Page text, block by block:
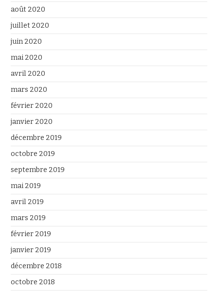
août 2020
juillet 2020
juin 2020
mai 2020
avril 2020
mars 2020
février 2020
janvier 2020
décembre 2019
octobre 2019
septembre 2019
mai 2019
avril 2019
mars 2019
février 2019
janvier 2019
décembre 2018
octobre 2018